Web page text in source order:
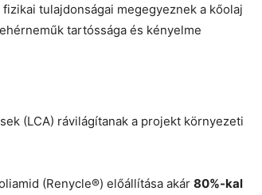
tulajdonságai megegyeznek a kőolaj
tartóssága és kényelme
(LCA) rávilágítanak a projekt környezeti
(Renycle®) előállítása akár 80%-kal